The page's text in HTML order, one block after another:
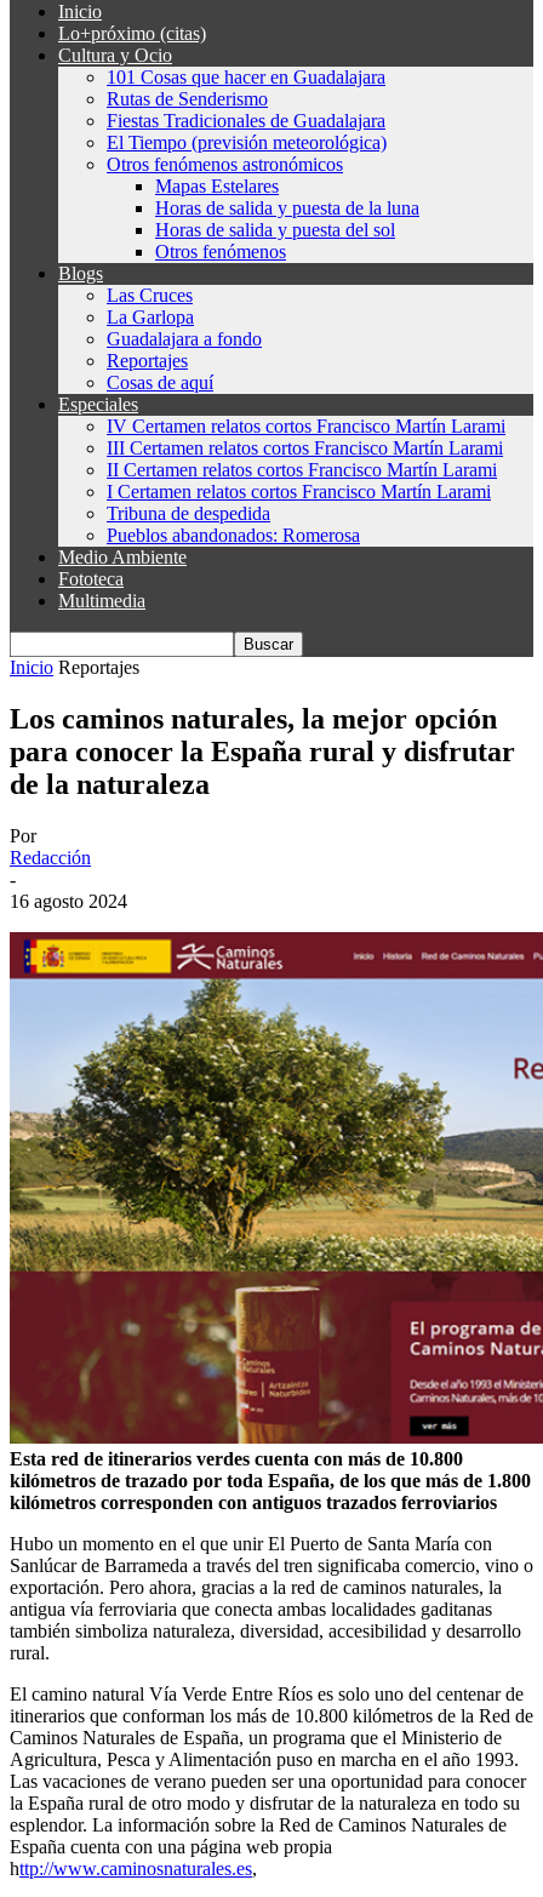
Inicio
Lo+próximo (citas)
Cultura y Ocio
101 Cosas que hacer en Guadalajara
Rutas de Senderismo
Fiestas Tradicionales de Guadalajara
El Tiempo (previsión meteorológica)
Otros fenómenos astronómicos
Mapas Estelares
Horas de salida y puesta de la luna
Horas de salida y puesta del sol
Otros fenómenos
Blogs
Las Cruces
La Garlopa
Guadalajara a fondo
Reportajes
Cosas de aquí
Especiales
IV Certamen relatos cortos Francisco Martín Larami
III Certamen relatos cortos Francisco Martín Larami
II Certamen relatos cortos Francisco Martín Larami
I Certamen relatos cortos Francisco Martín Larami
Tribuna de despedida
Pueblos abandonados: Romerosa
Medio Ambiente
Fototeca
Multimedia
Inicio Reportajes
Los caminos naturales, la mejor opción
para conocer la España rural y disfrutar
de la naturaleza
Por
Redacción
-
16 agosto 2024
Esta red de itinerarios verdes cuenta con más de 10.800
kilómetros de trazado por toda España, de los que más de 1.800
kilómetros corresponden con antiguos trazados ferroviarios
Hubo un momento en el que unir El Puerto de Santa María con
Sanlúcar de Barrameda a través del tren significaba comercio, vino o
exportación. Pero ahora, gracias a la red de caminos naturales, la
antigua vía ferroviaria que conecta ambas localidades gaditanas
también simboliza naturaleza, diversidad, accesibilidad y desarrollo
rural.
El camino natural Vía Verde Entre Ríos es solo uno del centenar de
itinerarios que conforman los más de 10.800 kilómetros de la Red de
Caminos Naturales de España, un programa que el Ministerio de
Agricultura, Pesca y Alimentación puso en marcha en el año 1993.
Las vacaciones de verano pueden ser una oportunidad para conocer
la España rural de otro modo y disfrutar de la naturaleza en todo su
esplendor. La información sobre la Red de Caminos Naturales de
España cuenta con una página web propia
http://www.caminosnaturales.es,